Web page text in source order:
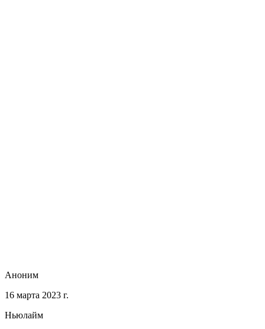
Аноним
16 марта 2023 г.
Ньюлайм